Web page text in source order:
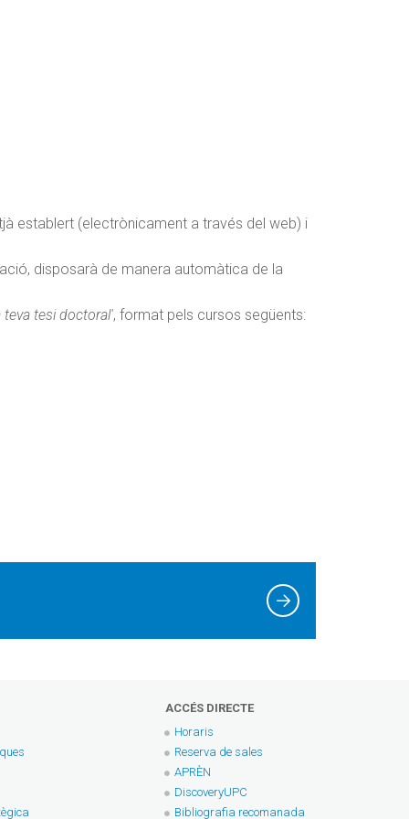
establert (electrònicament a través del web) i
disposarà de manera automàtica de la
teva tesi doctoral', format pels cursos següents:
ACCÉS DIRECTE
Horaris
Reserva de sales
APRÈN
DiscoveryUPC
Bibliografia recomanada